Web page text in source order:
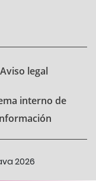
Aviso legal
interno de
2026